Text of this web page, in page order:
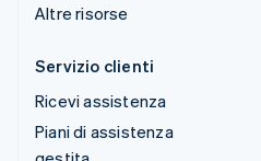
Altre risorse
Servizio clienti
Ricevi assistenza
Piani di assistenza